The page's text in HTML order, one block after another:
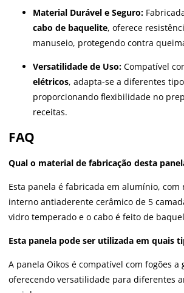
Material Durável e Seguro:
cabo de baquelite, oferece
manuseio, protegendo contra
Versatilidade de Uso: Compatível
elétricos, adapta-se a diferentes
proporcionando flexibilidade no
receitas.
FAQ
Qual o material de fabricação desta
Esta panela é fabricada em alumínio, com
interno antiaderente cerâmico de 5
vidro temperado e o cabo é feito de
Esta panela pode ser utilizada em quais
A panela Oikos é compatível com fogões a
oferecendo versatilidade para diferentes